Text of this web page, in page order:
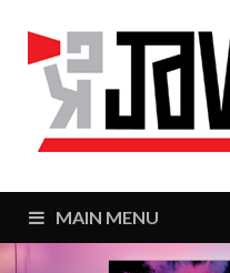
MAIN MENU